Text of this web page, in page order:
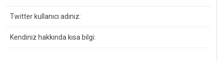
Twitter kullanıcı adınız:
Kendiniz hakkında kısa bilgi: